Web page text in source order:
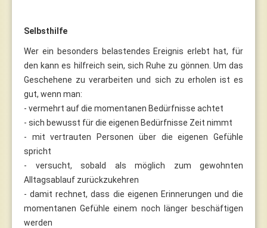
Selbsthilfe
Wer ein besonders belastendes Ereignis erlebt hat, für
den kann es hilfreich sein, sich Ruhe zu gönnen. Um das
Geschehene zu verarbeiten und sich zu erholen ist es
gut, wenn man:
- vermehrt auf die momentanen Bedürfnisse achtet
- sich bewusst für die eigenen Bedürfnisse Zeit nimmt
- mit vertrauten Personen über die eigenen Gefühle
spricht
- versucht, sobald als möglich zum gewohnten
Alltagsablauf zurückzukehren
- damit rechnet, dass die eigenen Erinnerungen und die
momentanen Gefühle einem noch länger beschäftigen
werden